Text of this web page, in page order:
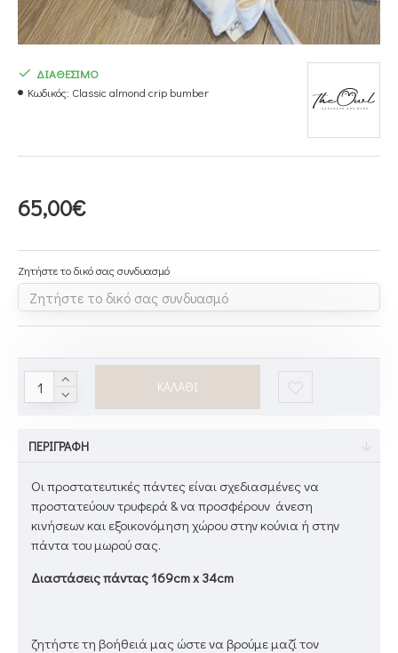
65,00€
ΔΙΑΘΕΣΙΜΟ
Κωδικός: Classic almond crip bumber
Ζητήστε το δικό σας συνδυασμό
ΚΑΛΆΘΙ
ΠΕΡΙΓΡΑΦΉ
Οι προστατευτικές πάντες είναι σχεδιασμένες να
προστατεύουν τρυφερά & να προσφέρουν άνεση
κινήσεων και εξοικονόμηση χώρου στην κούνια ή στην
πάντα του μωρού σας.
Διαστάσεις πάντας 169cm x 34cm
ζητήστε τη βοήθειά μας ώστε να βρούμε μαζί τον